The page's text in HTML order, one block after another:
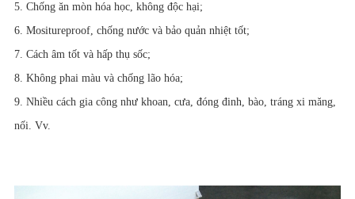
5. Chống ăn mòn hóa học, không độc hại;
6. Mositureproof, chống nước và bảo quản nhiệt tốt;
7. Cách âm tốt và hấp thụ sốc;
8. Không phai màu và chống lão hóa;
9. Nhiều cách gia công như khoan, cưa, đóng đinh, bào, tráng xi măng,
nối. Vv.